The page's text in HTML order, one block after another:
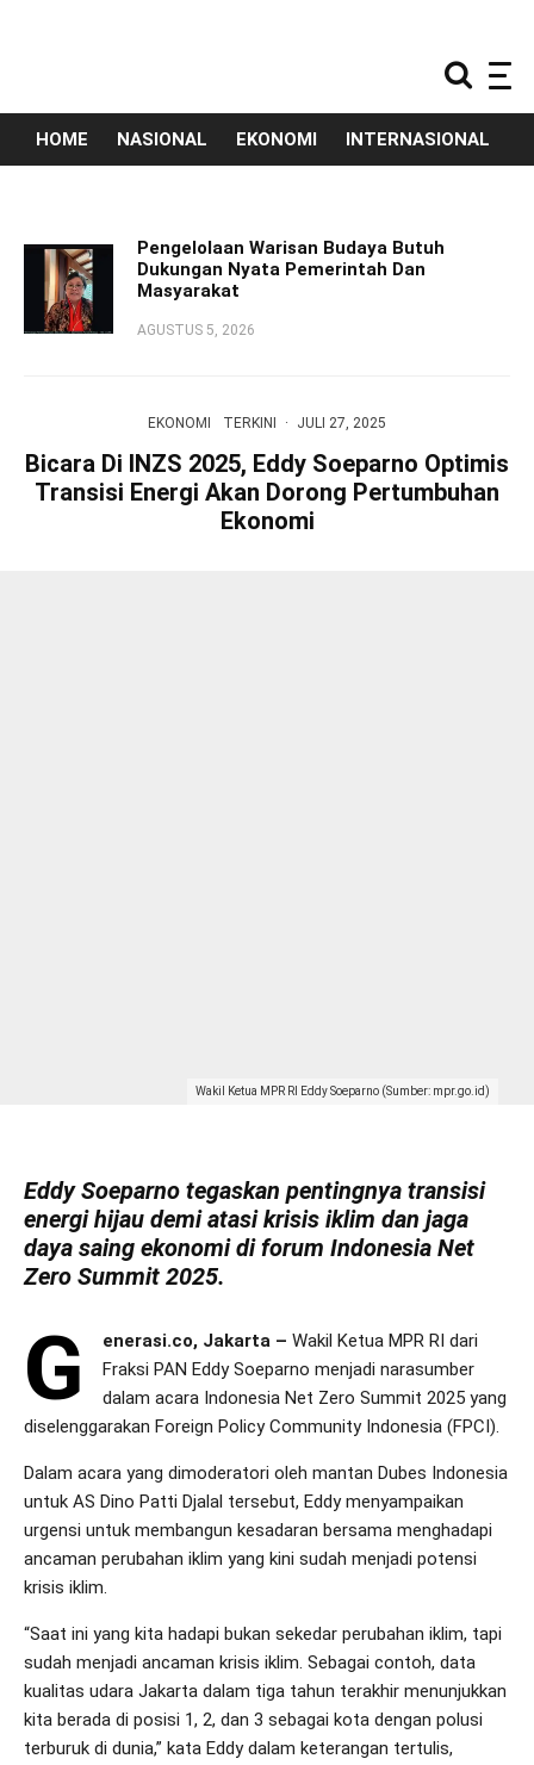
HOME NASIONAL EKONOMI INTERNASIONAL
Pengelolaan Warisan Budaya Butuh
Dukungan Nyata Pemerintah Dan
Masyarakat
AGUSTUS 5, 2026
EKONOMI TERKINI · JULI 27, 2025
Bicara Di INZS 2025, Eddy Soeparno Optimis
Transisi Energi Akan Dorong Pertumbuhan
Ekonomi
Wakil Ketua MPR RI Eddy Soeparno (Sumber: mpr.go.id)
Eddy Soeparno tegaskan pentingnya transisi
energi hijau demi atasi krisis iklim dan jaga
daya saing ekonomi di forum Indonesia Net
Zero Summit 2025.
G enerasi.co, Jakarta – Wakil Ketua MPR RI dari
Fraksi PAN Eddy Soeparno menjadi narasumber
dalam acara Indonesia Net Zero Summit 2025 yang
diselenggarakan Foreign Policy Community Indonesia (FPCI).
Dalam acara yang dimoderatori oleh mantan Dubes Indonesia
untuk AS Dino Patti Djalal tersebut, Eddy menyampaikan
urgensi untuk membangun kesadaran bersama menghadapi
ancaman perubahan iklim yang kini sudah menjadi potensi
krisis iklim.
“Saat ini yang kita hadapi bukan sekedar perubahan iklim, tapi
sudah menjadi ancaman krisis iklim. Sebagai contoh, data
kualitas udara Jakarta dalam tiga tahun terakhir menunjukkan
kita berada di posisi 1, 2, dan 3 sebagai kota dengan polusi
terburuk di dunia,” kata Eddy dalam keterangan tertulis,